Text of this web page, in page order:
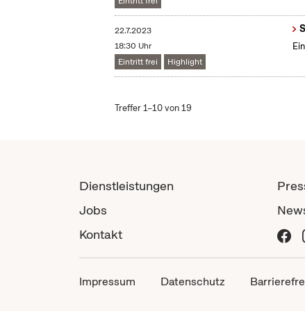
22.7.2023
18:30 Uhr
Eintritt frei
Highlight
Treffer 1–10 von 19
Dienstleistungen
Jobs
Kontakt
Impressum Datenschutz